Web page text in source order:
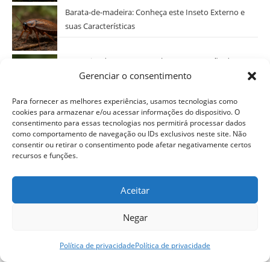
Gerenciar o consentimento
Para fornecer as melhores experiências, usamos tecnologias como
cookies para armazenar e/ou acessar informações do dispositivo. O
consentimento para essas tecnologias nos permitirá processar dados
como comportamento de navegação ou IDs exclusivos neste site. Não
consentir ou retirar o consentimento pode afetar negativamente certos
recursos e funções.
Aceitar
Negar
Política de privacidadePolítica de privacidade
Barata-de-madeira: Conheça este Inseto Externo e
suas Características
Mosquito da Dengue: Combate e Prevenção das
Epidemias de Dengue, Zika e Chikungunya
Piolho Humano: Entenda o Parasita Que Afeta
Crianças e Adolescentes
Libélulas: Fascinantes Anisópteros da Ordem dos
Categorias